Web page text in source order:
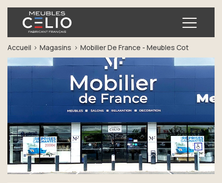
Accueil Magasins Mobilier De France - Meubles Cot